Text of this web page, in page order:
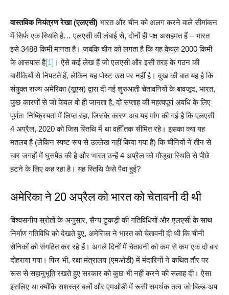
वास्तविक नियंत्रण रेखा (एलएसी) भारत और चीन को अलग करने वाले सीमांकन
में सिर्फ एक स्थिति है… एलएसी की लंबाई से, दोनों ही पक्ष असहमत हैं – भारत
इसे 3488 किमी मानता है। जबकि चीन को लगता है कि यह केवल 2000 किमी
के आसपास है[1] । ऐसे कई लेख हैं जो एलएसी और इसी तरह के गठन की
बारीकियों से निपटते हैं, लेकिन यह पोस्ट उस पर नहीं है। दुख की बात यह है कि
संयुक्त राज्य अमेरिका (यूएस) द्वारा दी गई शुरुआती चेतावनियों के बावजूद, भारत,
कुछ कारणों से जो केवल वो ही जानता है, दो सप्ताह की महत्वपूर्ण अवधि के लिए
पूर्णतः निष्क्रियता में लिप्त रहा, जिसके कारण अब यह मांग की गई है कि एलएसी
4 अप्रैल, 2020 को जिस स्तिथि में था वहीँ तक सीमित रहे। इसका क्या यह
मतलब है (लेकिन स्पष्ट रूप से उल्लेख नहीं किया गया है) कि चीनियों ने तीन से
चार जगहों में घुसपैठ की है और भारत उन्हें 4 अप्रैल को मौजूदा स्थिति से पीछे
हटने के लिए कह रहा है। यह स्तिथि कैसे पैदा हुई?
अमेरिका ने 20 अप्रैल को भारत को चेतावनी दी थी
विश्वसनीय स्रोतों के अनुसार, सैन्य टुकड़ी की गतिविधियों और एलएसी के साथ
निर्माण गतिविधि को देखते हुए, अमेरिका ने भारत को चेतावनी दी थी कि चीनी
सैनिकों को संगठित कर रहे हैं। अगले दिनों में चेतावनी को कम से कम एक दो बार
दोहराया गया। फिर भी, रक्षा मंत्रालय (एमओडी) में मंदारिनों ने कथित तौर पर
रूस से सहानुभूति रखते हुए सरकार को कुछ भी नहीं करने की सलाह दी। ऐसा
इसलिए था क्योंकि सशस्त्र बलों और एमओडी में रूसी समर्थक तत्व जो बिल्ड-अप